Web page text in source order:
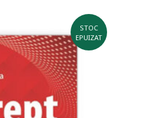
STOC
EPUIZAT